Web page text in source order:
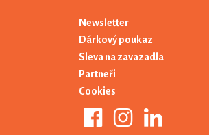
Newsletter
Dárkový poukaz
Sleva na zavazadla
Partneři
Cookies